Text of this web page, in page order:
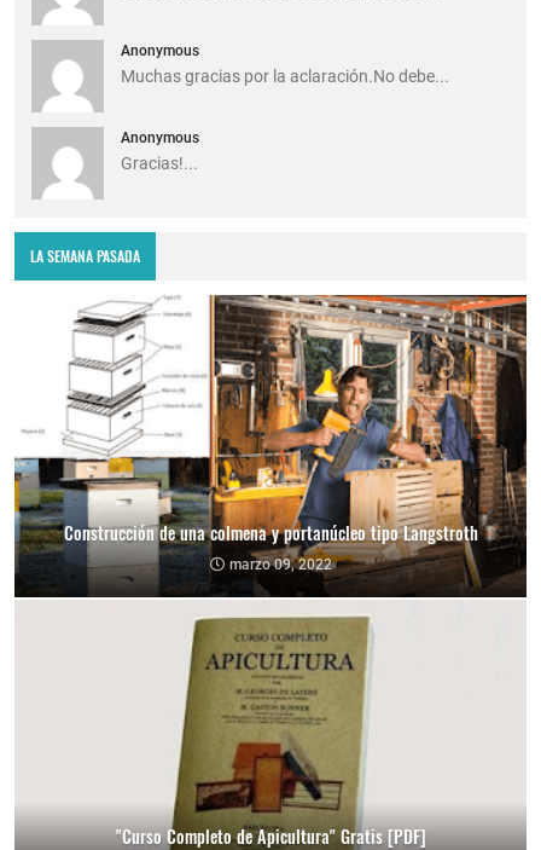
Anonymous
Muchas gracias por la aclaración.No debe...
Anonymous
Gracias!...
LA SEMANA PASADA
Construcción de una colmena y portanúcleo tipo Langstroth
marzo 09, 2022
"Curso Completo de Apicultura" Gratis [PDF]